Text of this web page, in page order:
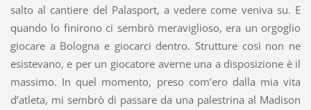
salto al cantiere del Palasport, a vedere come veniva su. E
quando lo finirono ci sembrò meraviglioso, era un orgoglio
giocare a Bologna e giocarci dentro. Strutture così non ne
esistevano, e per un giocatore averne una a disposizione è il
massimo. In quel momento, preso com’ero dalla mia vita
d’atleta, mi sembrò di passare da una palestrina al Madison